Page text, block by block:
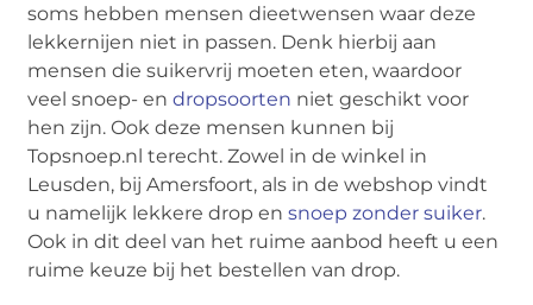
soms hebben mensen dieetwensen waar deze
lekkernijen niet in passen. Denk hierbij aan
mensen die suikervrij moeten eten, waardoor
veel snoep- endropsoorten niet geschikt voor
hen zijn. Ook deze mensen kunnen bij
Topsnoep.nl terecht. Zowel in de winkel in
Leusden, bij Amersfoort, als in de webshop vindt
u namelijk lekkere drop ensnoep zonder suiker.
Ook in dit deel van het ruime aanbod heeft u een
ruime keuze bij het bestellen van drop.